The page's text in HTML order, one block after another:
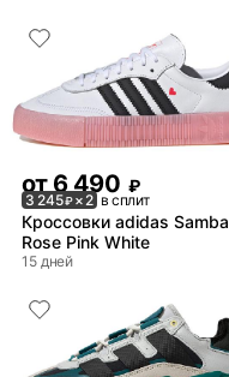
от 6 490 ₽
3 245₽× 2 в сплит
Кроссовки adidas Samba
Rose Pink White
15 дней